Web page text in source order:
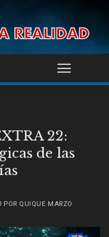
22:
de las
POR QUIQUE MARZO